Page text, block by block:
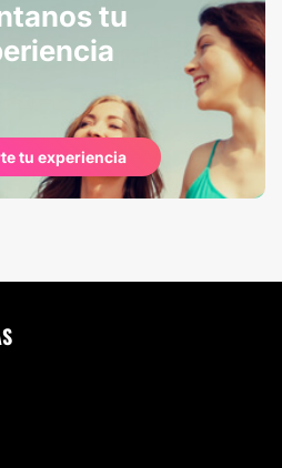
tu
tu experiencia